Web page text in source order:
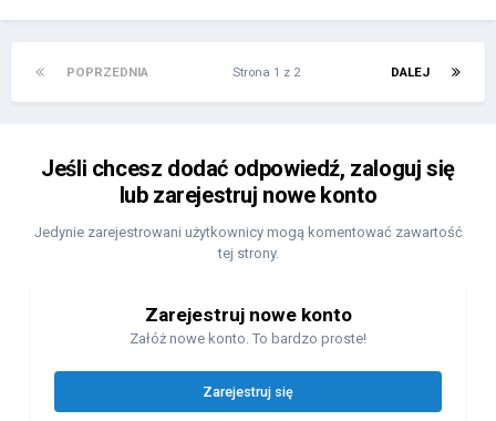
POPRZEDNIA DALEJ
Strona 1 z 2
Jeśli chcesz dodać odpowiedź, zaloguj się
lub zarejestruj nowe konto
Jedynie zarejestrowani użytkownicy mogą komentować zawartość
tej strony.
Zarejestruj nowe konto
Załóż nowe konto. To bardzo proste!
Zarejestruj się